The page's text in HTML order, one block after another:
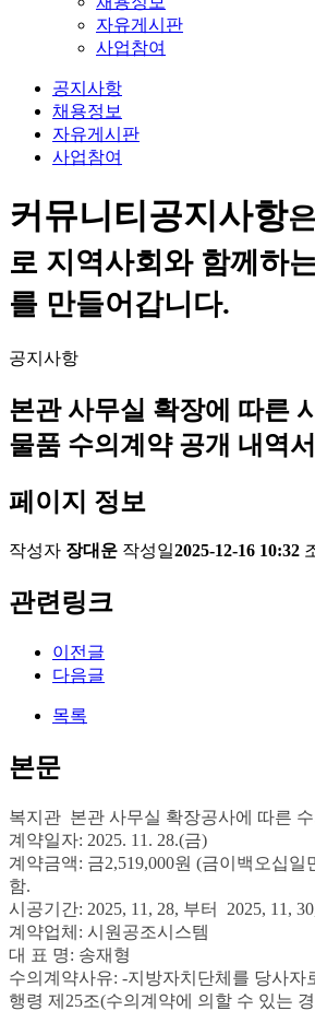
자유게시판
사업참여
공지사항
채용정보
자유게시판
사업참여
커뮤니티공지사항
로 지역사회와 함께하
를 만들어갑니다.
공지사항
본관 사무실 확장에 따른
물품 수의계약 공개 내역서
페이지 정보
작성자 장대운 작성일2025-12-16 10:32
관련링크
이전글
다음글
목록
본문
복지관 본관 사무실 확장공사에 따른
계약일자: 2025. 11. 28.(금)
계약금액: 금2,519,000원 (금이백오십일
함.
시공기간: 2025, 11, 28, 부터 2025, 11,
계약업체 : 시원공조시스템
대 표 명: 송재형
수의계약사유: -지방자치단체를 당사자
행령 제 25조(수의계약에 의할 수 있는